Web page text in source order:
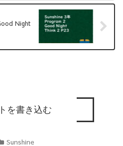
Night
を書き込む
Sunshine